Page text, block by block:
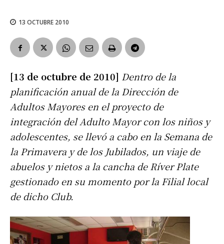
13 OCTUBRE 2010
[13 de octubre de 2010] Dentro de la
planificación anual de la Dirección de
Adultos Mayores en el proyecto de
integración del Adulto Mayor con los niños y
adolescentes, se llevó a cabo en la Semana de
la Primavera y de los Jubilados, un viaje de
abuelos y nietos a la cancha de Ríver Plate
gestionado en su momento por la Filial local
de dicho Club.